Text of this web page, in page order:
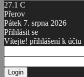
27.1 C
Přerov
Pátek 7. srpna 2026
Přihlásit se
Vítejte! přihlášení k účtu